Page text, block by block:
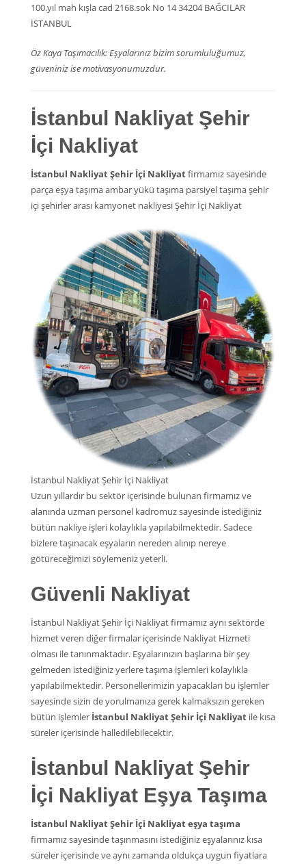
100.yıl mah kışla cad 2168.sok No 14 34204 BAĞCILAR
İSTANBUL
Öz Kaya Taşımacılık: Eşyalarınız bizim sorumluluğumuz,
güveniniz ise motivasyonumuzdur.
İstanbul Nakliyat Şehir
İçi Nakliyat
İstanbul Nakliyat Şehir İçi Nakliyatfirmamız sayesinde
parça eşya taşıma ambar yükü taşıma parsiyel taşıma şehir
içi şehirler arası kamyonet nakliyesi Şehir İçi Nakliyat
İstanbul Nakliyat Şehir İçi Nakliyat
Uzun yıllardır bu sektör içerisinde bulunan firmamız ve
alanında uzman personel kadromuz sayesinde istediğiniz
bütün nakliye işleri kolaylıkla yapılabilmektedir. Sadece
bizlere taşınacak eşyaların nereden alınıp nereye
götüreceğimizi söylemeniz yeterli.
Güvenli Nakliyat
İstanbul Nakliyat Şehir İçi Nakliyat firmamız aynı sektörde
hizmet veren diğer firmalar içerisinde Nakliyat Hizmeti
olması ile tanınmaktadır. Eşyalarınızın başlarına bir şey
gelmeden istediğiniz yerlere taşıma işlemleri kolaylıkla
yapılabilmektedir. Personellerimizin yapacakları bu işlemler
sayesinde sizin de yorulmanıza gerek kalmaksızın gereken
bütün işlemler İstanbul Nakliyat Şehir İçi Nakliyat ile kısa
süreler içerisinde halledilebilecektir.
İstanbul Nakliyat Şehir
İçi Nakliyat Eşya Taşıma
İstanbul Nakliyat Şehir İçi Nakliyat eşya taşıma
firmamız sayesinde taşınmasını istediğiniz eşyalarınız kısa
süreler içerisinde ve aynı zamanda oldukça uygun fiyatlara